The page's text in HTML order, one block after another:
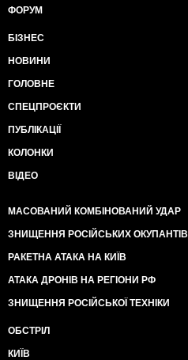
ФОРУМ
БІЗНЕС
НОВИНИ
ГОЛОВНЕ
СПЕЦПРОЄКТИ
ПУБЛІКАЦІЇ
КОЛОНКИ
ВІДЕО
МАСОВАНИЙ КОМБІНОВАНИЙ УДАР
ЗНИЩЕННЯ РОСІЙСЬКИХ ОКУПАНТІВ
РАКЕТНА АТАКА НА КИЇВ
АТАКА ДРОНІВ НА РЕГІОНИ РФ
ЗНИЩЕННЯ РОСІЙСЬКОЇ ТЕХНІКИ
ОБСТРІЛ
КИЇВ